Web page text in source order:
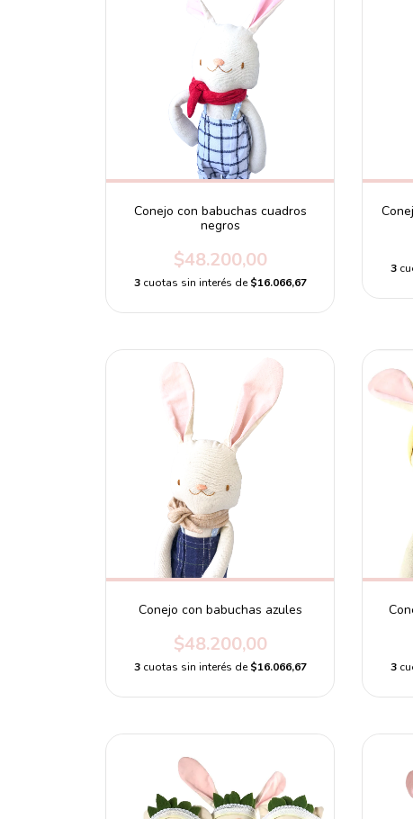
Conejo con babuchas cuadros
negros
$48.200,00
3 cuotas sin interés de$16.066,67
3
Conejo con babuchas azules
$48.200,00
3 cuotas sin interés de$16.066,67 3